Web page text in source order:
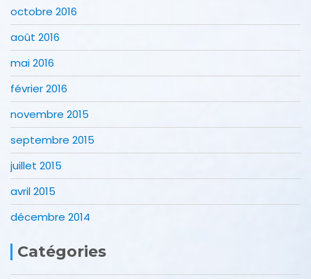
octobre 2016
août 2016
mai 2016
février 2016
novembre 2015
septembre 2015
juillet 2015
avril 2015
décembre 2014
Catégories